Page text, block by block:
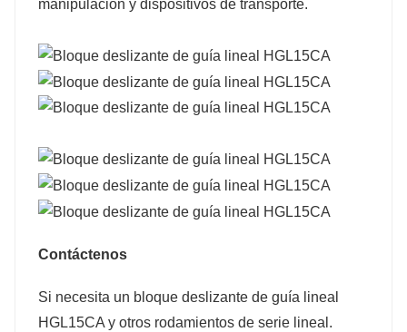
manipulación y dispositivos de transporte.
Contáctenos
Si necesita un bloque deslizante de guía lineal
HGL15CA y otros rodamientos de serie lineal.